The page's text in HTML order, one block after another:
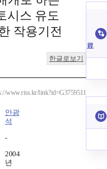
시스 유도
작용기전
한글로보기
www.riss.kr/link?id=G3759511
안광
석
-
2004
년
료